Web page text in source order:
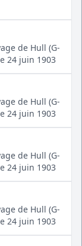
de Hull (G-
24 juin 1903
de Hull (G-
24 juin 1903
de Hull (G-
24 juin 1903
de Hull (G-
24 juin 1903